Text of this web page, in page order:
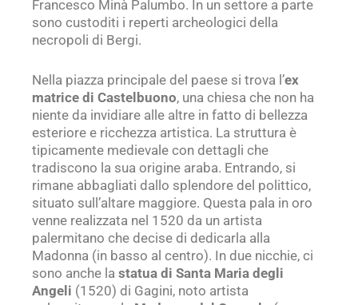
Francesco Minà Palumbo. In un settore a parte
sono custoditi i reperti archeologici della
necropoli di Bergi.
Nella piazza principale del paese si trova l’ex
matrice di Castelbuono, una chiesa che non ha
niente da invidiare alle altre in fatto di bellezza
esteriore e ricchezza artistica. La struttura è
tipicamente medievale con dettagli che
tradiscono la sua origine araba. Entrando, si
rimane abbagliati dallo splendore del polittico,
situato sull’altare maggiore. Questa pala in oro
venne realizzata nel 1520 da un artista
palermitano che decise di dedicarla alla
Madonna (in basso al centro). In due nicchie, ci
sono anche lastatua di Santa Maria degli
Angeli (1520) di Gagini, noto artista